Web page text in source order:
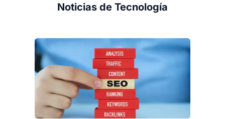
Noticias de Tecnología